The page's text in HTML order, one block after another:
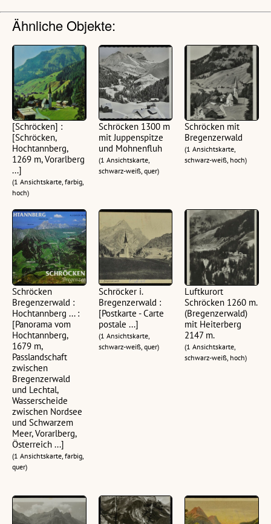
Ähnliche Objekte:
[Schröcken] :
[Schröcken,
Hochtannberg,
1269 m, Vorarlberg
...]
(1 Ansichtskarte, farbig,
hoch)
Schröcken 1300 m
mit Juppenspitze
und Mohnenfluh
(1 Ansichtskarte,
schwarz-weiß, quer)
Schröcken mit
Bregenzerwald
(1 Ansichtskarte,
schwarz-weiß, hoch)
Schröcken
Bregenzerwald :
Hochtannberg ... :
[Panorama vom
Hochtannberg,
1679 m,
Passlandschaft
zwischen
Bregenzerwald
und Lechtal,
Wasserscheide
zwischen Nordsee
und Schwarzem
Meer, Vorarlberg,
Österreich ...]
(1 Ansichtskarte, farbig,
quer)
Schröcker i.
Bregenzerwald :
[Postkarte - Carte
postale ...]
(1 Ansichtskarte,
schwarz-weiß, quer)
Luftkurort
Schröcken 1260 m.
(Bregenzerwald)
mit Heiterberg
2147 m.
(1 Ansichtskarte,
schwarz-weiß, hoch)